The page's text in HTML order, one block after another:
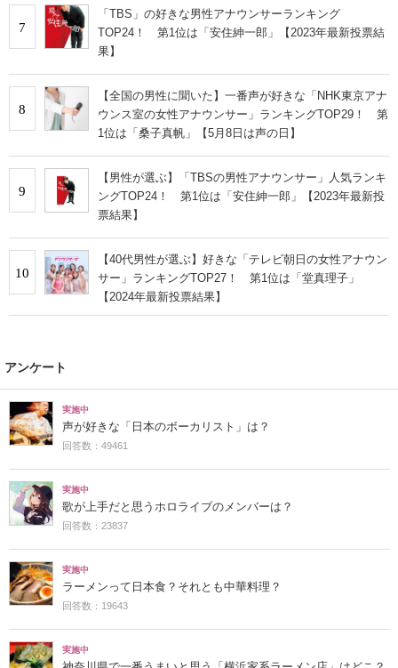
7
「TBS」の好きな男性アナウンサーランキング
TOP24！ 第1位は「安住紳一郎」【2023年最新投票結
果】
8
【全国の男性に聞いた】一番声が好きな「NHK東京アナ
ウンス室の女性アナウンサー」ランキングTOP29！ 第
1位は「桑子真帆」【5月8日は声の日】
9
【男性が選ぶ】「TBSの男性アナウンサー」人気ランキ
ングTOP24！ 第1位は「安住紳一郎」【2023年最新投
票結果】
10
【40代男性が選ぶ】好きな「テレビ朝日の女性アナウン
サー」ランキングTOP27！ 第1位は「堂真理子」
【2024年最新投票結果】
アンケート
実施中
声が好きな「日本のボーカリスト」は？
回答数：49461
実施中
歌が上手だと思うホロライブのメンバーは？
回答数：23837
実施中
ラーメンって日本食？それとも中華料理？
回答数：19643
実施中